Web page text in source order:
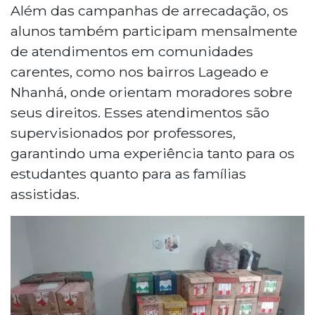
Além das campanhas de arrecadação, os
alunos também participam mensalmente
de atendimentos em comunidades
carentes, como nos bairros Lageado e
Nhanhá, onde orientam moradores sobre
seus direitos. Esses atendimentos são
supervisionados por professores,
garantindo uma experiência tanto para os
estudantes quanto para as famílias
assistidas.